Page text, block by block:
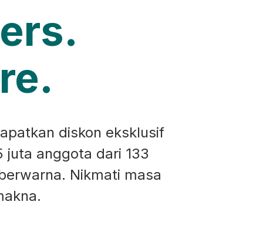
diskon eksklusif
juta anggota dari 133
Nikmati masa